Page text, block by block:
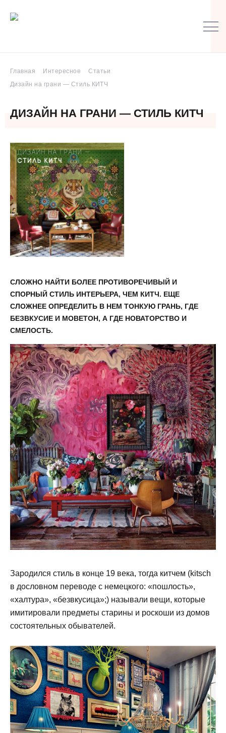
Главная Интересное
Статьи
Дизайн на грани — Стиль КИТЧ
ДИЗАЙН НА ГРАНИ — СТИЛЬ КИТЧ
СЛОЖНО НАЙТИ БОЛЕЕ ПРОТИВОРЕЧИВЫЙ И
СПОРНЫЙ СТИЛЬ ИНТЕРЬЕРА, ЧЕМ КИТЧ. ЕЩЕ
СЛОЖНЕЕ ОПРЕДЕЛИТЬ В НЕМ ТОНКУЮ ГРАНЬ, ГДЕ
БЕЗВКУСИЕ И МОВЕТОН, А ГДЕ НОВАТОРСТВО И
СМЕЛОСТЬ.
Зародился стиль в конце 19 века, тогда китчем (kitsch
в дословном переводе с немецкого: «пошлость»,
«халтура», «безвкусица»;) называли вещи, которые
имитировали предметы старины и роскоши из домов
состоятельных обывателей.